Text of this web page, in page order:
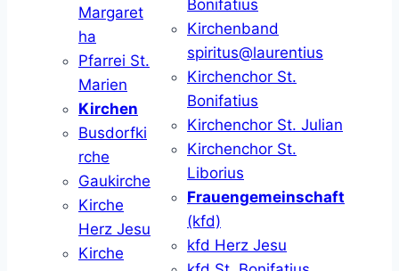
Margaret
ha
Pfarrei St.
Marien
Kirchen
Busdorfki
rche
Gaukirche
Kirche
Herz Jesu
Kirche
Bonifatius
Kirchenband
spiritus@laurentius
Kirchenchor St.
Bonifatius
Kirchenchor St. Julian
Kirchenchor St.
Liborius
Frauengemeinschaft
(kfd)
kfd Herz Jesu